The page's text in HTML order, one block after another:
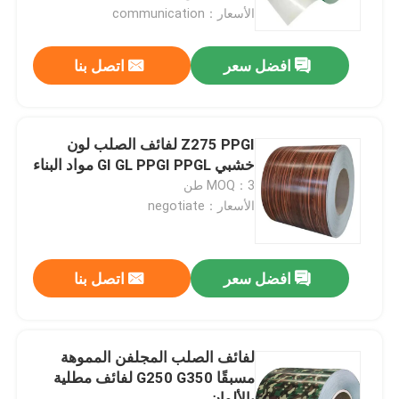
معلومات عنا
رقابة جودة
اتصل بنا
أخبار
لفائف الصلب المطلي بالألوان
الأسعار：communication
افضل سعر اتصل بنا
Z275 PPGI لفائف الصلب لون
خشبي GI GL PPGI PPGL مواد البناء
MOQ：3 طن
الأسعار：negotiate
افضل سعر اتصل بنا
لفائف الصلب المجلفن المموهة
مسبقًا G250 G350 لفائف مطلية